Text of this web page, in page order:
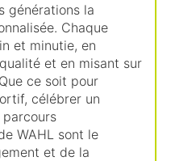
générations la
Chaque
et minutie, en
et en misant sur
ce soit pour
célébrer un
parcours
WAHL sont le
et de la